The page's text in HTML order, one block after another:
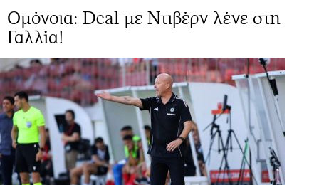
Ομόνοια: Deal με Ντιβέρν λένε στη
Γαλλία!